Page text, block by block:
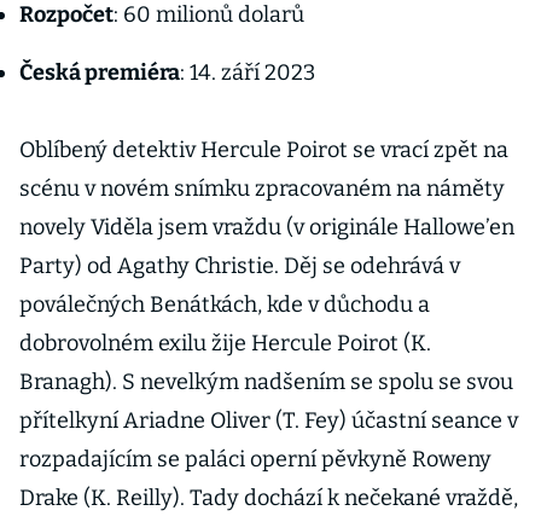
Rozpočet: 60 milionů dolarů
Česká premiéra: 14. září 2023
Oblíbený detektiv Hercule Poirot se vrací zpět na
scénu v novém snímku zpracovaném na náměty
novely Viděla jsem vraždu (v originále Hallowe’en
Party) od Agathy Christie. Děj se odehrává v
poválečných Benátkách, kde v důchodu a
dobrovolném exilu žije Hercule Poirot (K.
Branagh). S nevelkým nadšením se spolu se svou
přítelkyní Ariadne Oliver (T. Fey) účastní seance v
rozpadajícím se paláci operní pěvkyně Roweny
Drake (K. Reilly). Tady dochází k nečekané vraždě,